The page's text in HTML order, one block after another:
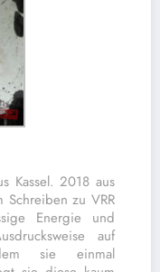
Kassel. 2018 aus
zu VRR
Energie und
auf
sie einmal